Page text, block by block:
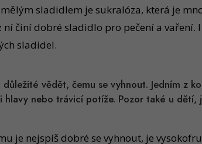
sladidlem je sukralóza, která je
ní činí dobré sladidlo pro pečení a
sladidel.
vědět, čemu se vyhnout. Jedním
hlavy nebo trávicí potíže. Pozor také u
je nejspíš dobré se vyhnout, je